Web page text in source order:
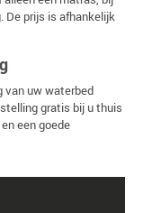
De prijs is afhankelijk
van uw waterbed
gratis bij u thuis
een goede